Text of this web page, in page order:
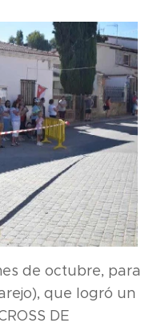
de octubre, para
que logró un
DE